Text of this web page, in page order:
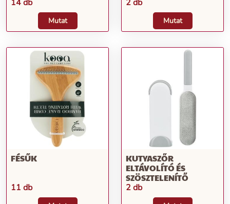
14 db
Mutat
2 db
Mutat
FÉSŰK
11 db
KUTYASZŐR
ELTÁVOLÍTÓ ÉS
SZÖSZTELENÍTŐ
2 db